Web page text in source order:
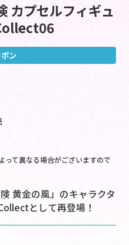
カプセルフィギュ
ン
て異なる場合がございますので
黄金の風」のキャラクタ
として再登場！